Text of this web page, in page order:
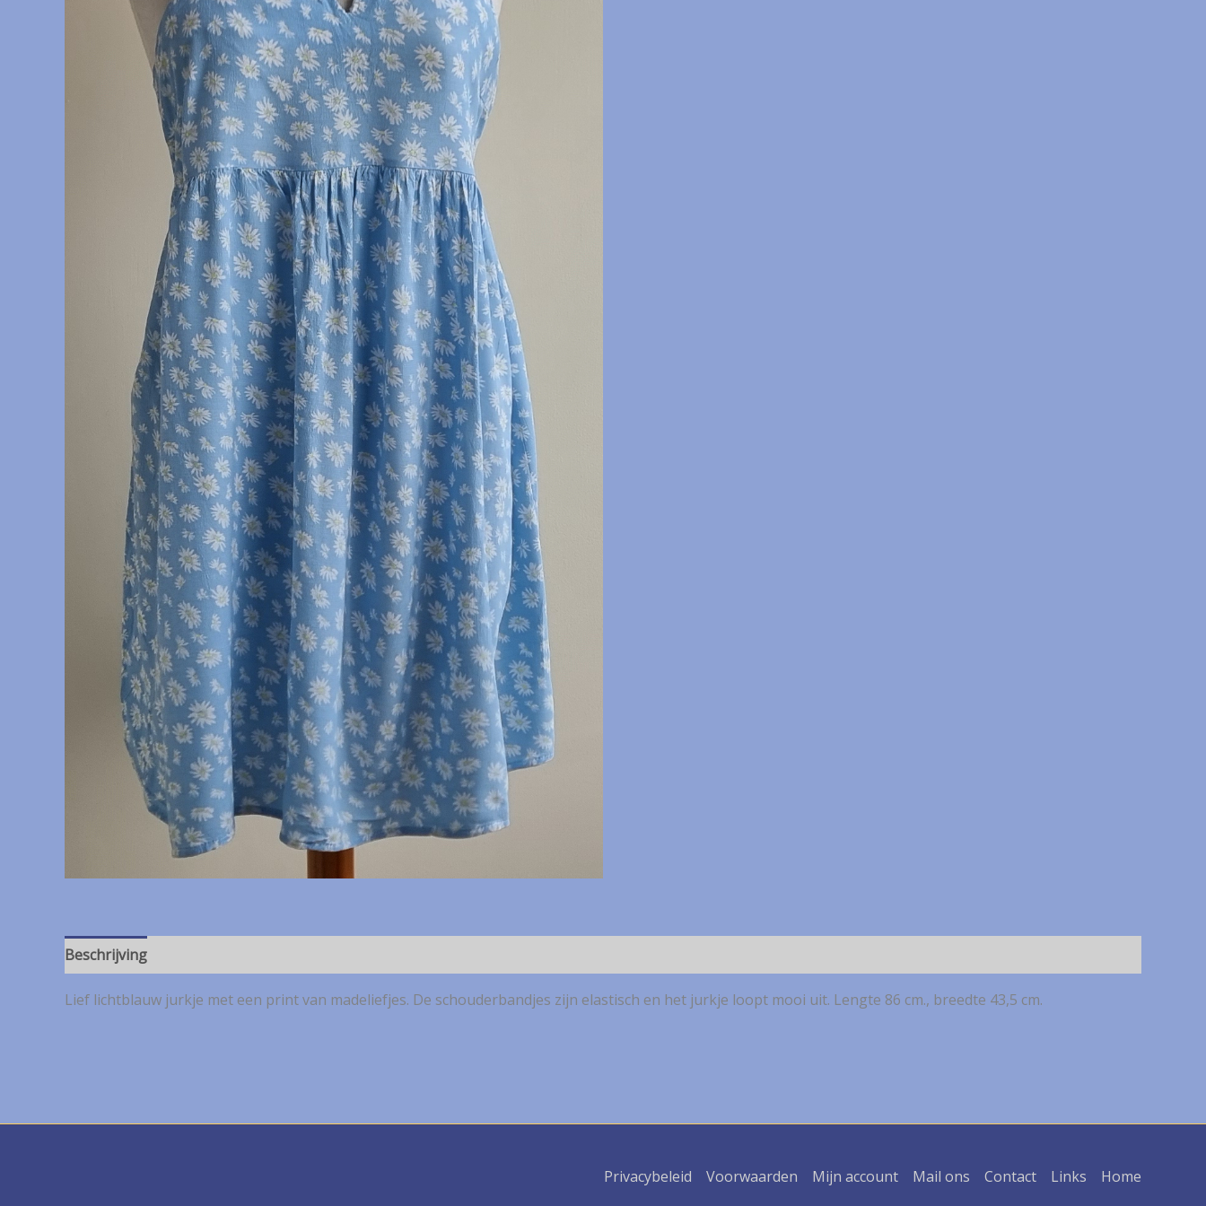
Beschrijving
Lief lichtblauw jurkje met een print van madeliefjes. De schouderbandjes zijn elastisch en het jurkje loopt mooi uit. Lengte 86 cm., breedte 43,5 cm.
Privacybeleid Voorwaarden Mijn account Mail ons Contact Links Home